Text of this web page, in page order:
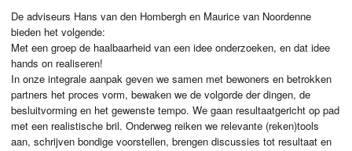
De adviseurs Hans van den Hombergh en Maurice van Noordenne
bieden het volgende:
Met een groep de haalbaarheid van een idee onderzoeken, en dat idee
hands on realiseren!
In onze integrale aanpak geven we samen met bewoners en betrokken
partners het proces vorm, bewaken we de volgorde der dingen, de
besluitvorming en het gewenste tempo. We gaan resultaatgericht op pad
met een realistische bril. Onderweg reiken we relevante (reken)tools
aan, schrijven bondige voorstellen, brengen discussies tot resultaat en